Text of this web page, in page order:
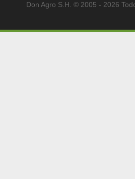
Don Agro S.H. © 2005 - 2026